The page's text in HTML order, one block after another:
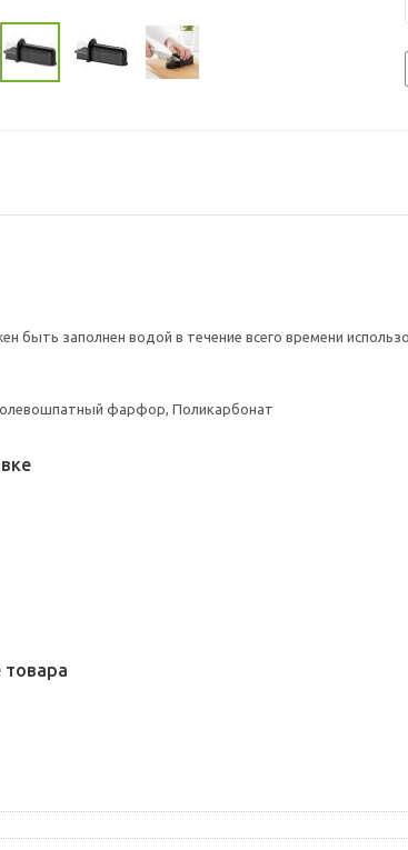
быть заполнен водой в течение всего времени
фарфор, Поликарбонат